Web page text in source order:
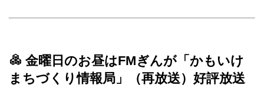
金曜日のお昼はFMぎんが「かもいけ
まちづくり情報局」（再放送）好評放送